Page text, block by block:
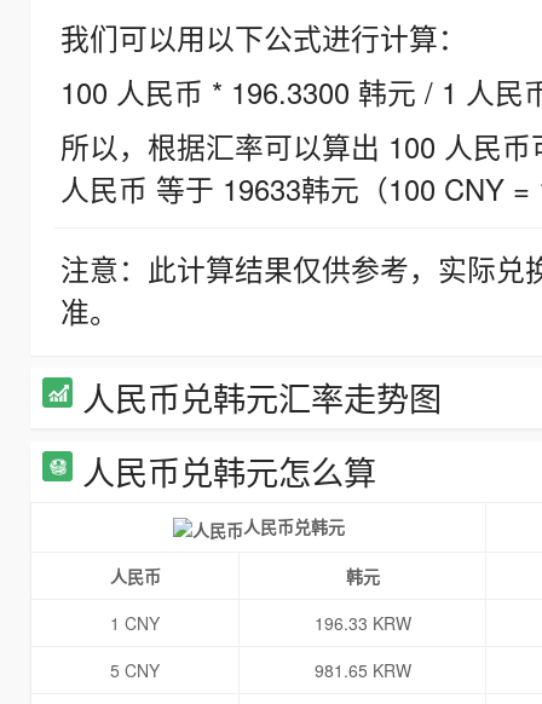
我们可以用以下公式进行计算：
100 人民币 * 196.3300 韩元 / 1 人民
所以，根据汇率可以算出 100 人民
人民币 等于 19633韩元（100 CNY =
注意：此计算结果仅供参考，实际
准。
人民币兑韩元汇率走势图
人民币兑韩元怎么算
人民币兑韩元
人民币
韩元
1 CNY
196.33 KRW
5 CNY
981.65 KRW